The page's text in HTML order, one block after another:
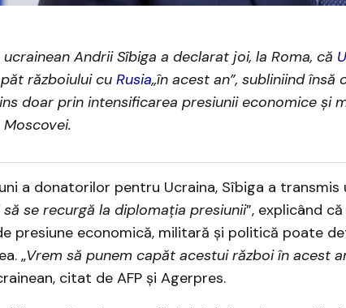
Andrii Sîbiga a declarat joi, la Roma, că
războiului cu Rusia„în acest an”, subliniind însă
doar prin intensificarea presiunii economice și
a donatorilor pentru Ucraina, Sîbiga a transmis
se recurgă la diplomaţia presiunii”, explicând
presiune economică, militară și politică poate
„Vrem să punem capăt acestui război în acest
citat de AFP și Agerpres.